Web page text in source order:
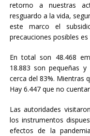
retorno a nuestras
resguardo a la vida,
este marco el
precauciones posibles
En total son 48.468
18.883 son pequeñas
cerca del 83%. Mientras
Hay 6.447 que no
Las autoridades
los instrumentos
efectos de la